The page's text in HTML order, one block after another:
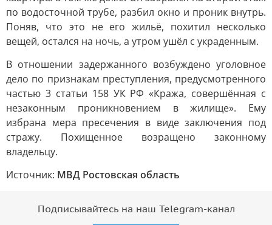
по водосточной трубе, разбил окно и проник внутрь.
Поняв, что это не его жильё, похитил несколько
вещей, остался на ночь, а утром ушёл с украденным.
В отношении задержанного возбуждено уголовное
дело по признакам преступления, предусмотренного
частью 3 статьи 158 УК РФ «Кража, совершённая с
незаконным проникновением в жилище». Ему
избрана мера пресечения в виде заключения под
стражу. Похищенное возращено законному
владельцу.
Источник: МВД Ростовская область
Подписывайтесь на наш Telegram-канал